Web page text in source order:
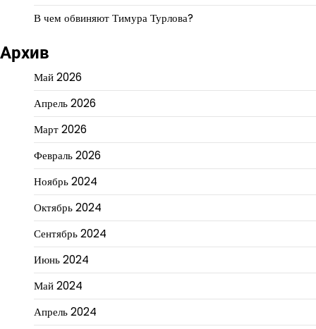
В чем обвиняют Тимура Турлова?
Архив
Май 2026
Апрель 2026
Март 2026
Февраль 2026
Ноябрь 2024
Октябрь 2024
Сентябрь 2024
Июнь 2024
Май 2024
Апрель 2024